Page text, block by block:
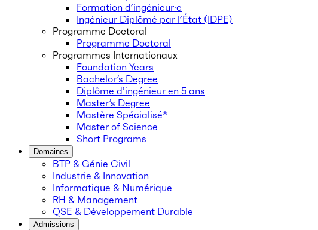
Formation d’ingénieur·e
Ingénieur Diplômé par l’État (IDPE)
Programme Doctoral
Programme Doctoral
Programmes Internationaux
Foundation Years
Bachelor’s Degree
Diplôme d’ingénieur en 5 ans
Master’s Degree
Mastère Spécialisé®
Master of Science
Short Programs
Domaines
BTP & Génie Civil
Industrie & Innovation
Informatique & Numérique
RH & Management
QSE & Développement Durable
Admissions